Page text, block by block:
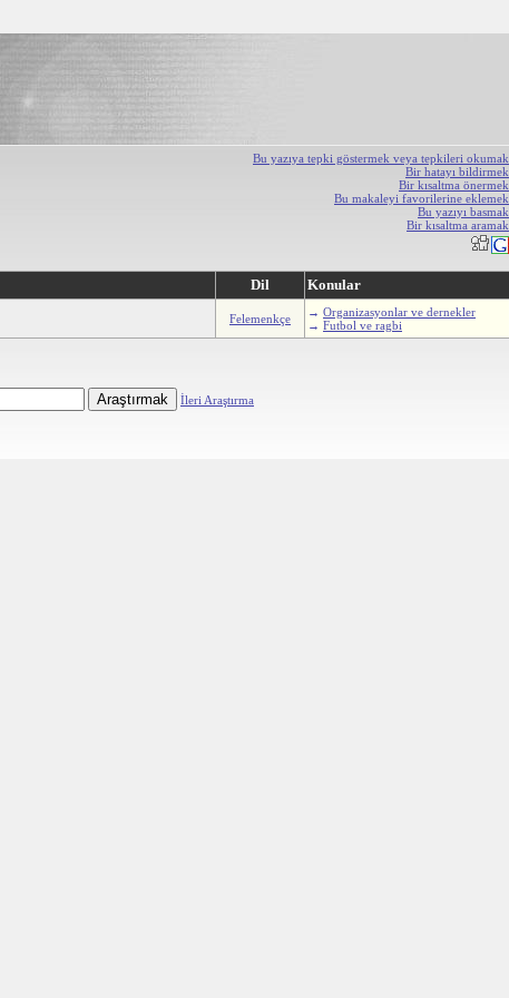
Bu yazıya tepki göstermek veya tepkileri okumak
Bir hatayı bildirmek
Bir kısaltma önermek
Bu makaleyi favorilerine eklemek
Bu yazıyı basmak
Bir kısaltma aramak
Dil
Konular
Felemenkçe → Organizasyonlar ve dernekler
→ Futbol ve ragbi
İleri Araştırma